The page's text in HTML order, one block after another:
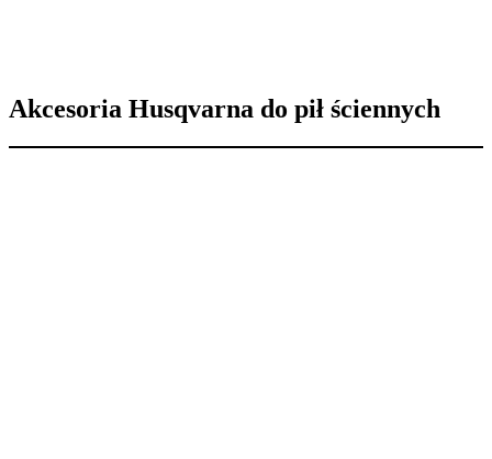
Akcesoria Husqvarna do pił ściennych